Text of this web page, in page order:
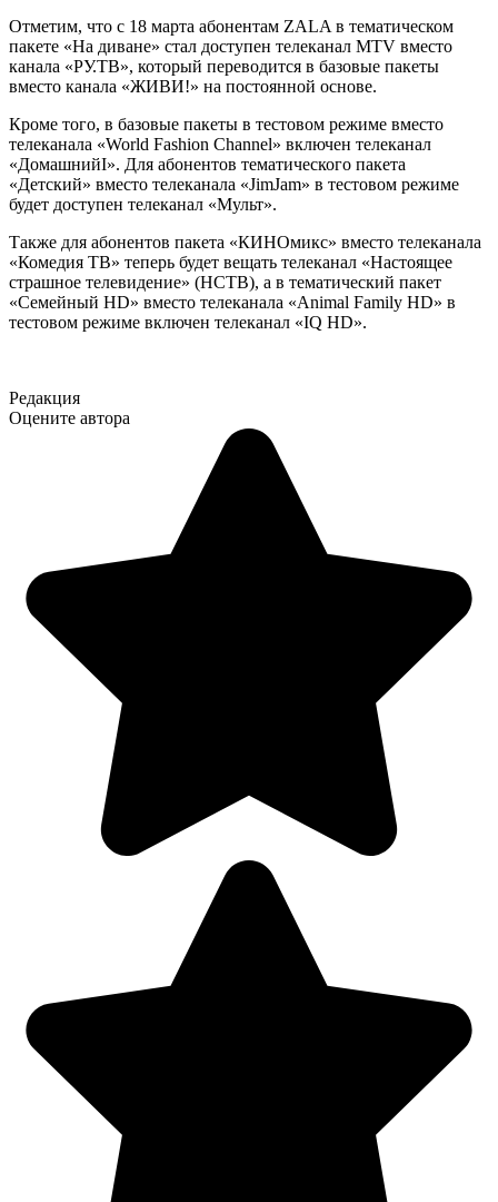
Отметим, что с 18 марта абонентам ZALA в тематическом
пакете «На диване» стал доступен телеканал MTV вместо
канала «РУ.ТВ», который переводится в базовые пакеты
вместо канала «ЖИВИ!» на постоянной основе.
Кроме того, в базовые пакеты в тестовом режиме вместо
телеканала «World Fashion Channel» включен телеканал
«ДомашнийI». Для абонентов тематического пакета
«Детский» вместо телеканала «JimJam» в тестовом режиме
будет доступен телеканал «Мульт».
Также для абонентов пакета «КИНОмикс» вместо телеканала
«Комедия ТВ» теперь будет вещать телеканал «Настоящее
страшное телевидение» (НСТВ), а в тематический пакет
«Семейный HD» вместо телеканала «Animal Family HD» в
тестовом режиме включен телеканал «IQ HD».
Редакция
Оцените автора